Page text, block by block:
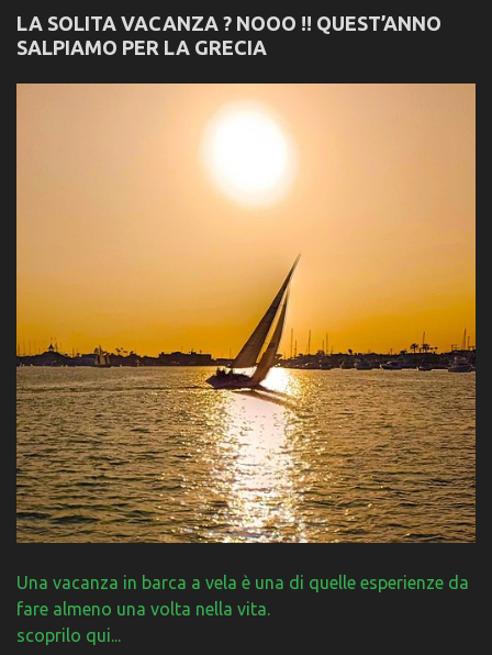
LA SOLITA VACANZA ? NOOO !! QUEST’ANNO
SALPIAMO PER LA GRECIA
Una vacanza in barca a vela è una di quelle esperienze da
fare almeno una volta nella vita.
scoprilo qui...